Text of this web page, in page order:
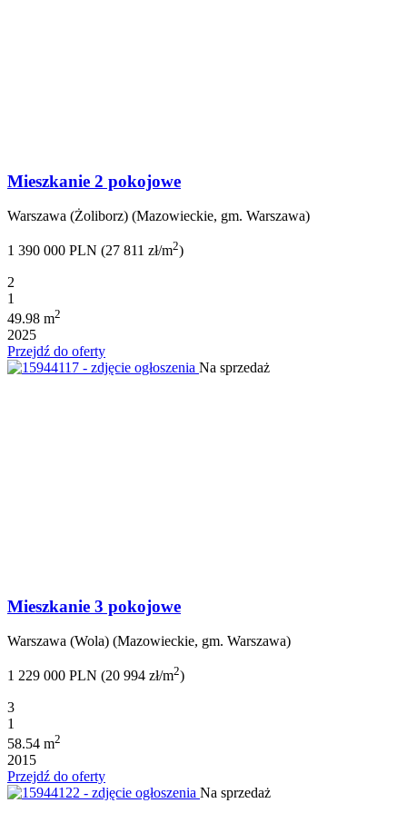
Mieszkanie 2 pokojowe
Warszawa (Żoliborz) (Mazowieckie, gm. Warszawa)
1 390 000 PLN (27 811 zł/m2)
2
1
49.98 m2
2025
Przejdź do oferty
Na sprzedaż
Mieszkanie 3 pokojowe
Warszawa (Wola) (Mazowieckie, gm. Warszawa)
1 229 000 PLN (20 994 zł/m2)
3
1
58.54 m2
2015
Przejdź do oferty
Na sprzedaż